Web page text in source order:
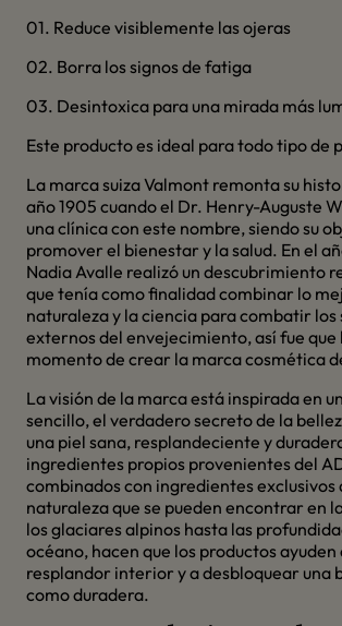
01. Reduce visiblemente las ojeras
02. Borra los signos de fatiga
03. Desintoxica para una mirada más
Este producto es ideal para todo tipo de
La marca suiza Valmont remonta su
año 1905 cuando el Dr. Henry-Auguste
una clínica con este nombre, siendo su
promover el bienestar y la salud. En el
Nadia Avalle realizó un descubrimiento
que tenía como finalidad combinar lo
naturaleza y la ciencia para combatir los
externos del envejecimiento, así fue que
momento de crear la marca cosmética
La visión de la marca está inspirada en
sencillo, el verdadero secreto de la
una piel sana, resplandeciente y
ingredientes propios provenientes del
combinados con ingredientes exclusivos
naturaleza que se pueden encontrar en
los glaciares alpinos hasta las
océano, hacen que los productos ayuden
resplandor interior y a desbloquear una
como duradera.